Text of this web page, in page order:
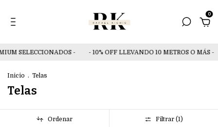
0
SELECCIONADOS - - 10% OFF LLEVANDO 10 METROS O MÁS -
Inicio . Telas
Telas
Ordenar Filtrar (1)